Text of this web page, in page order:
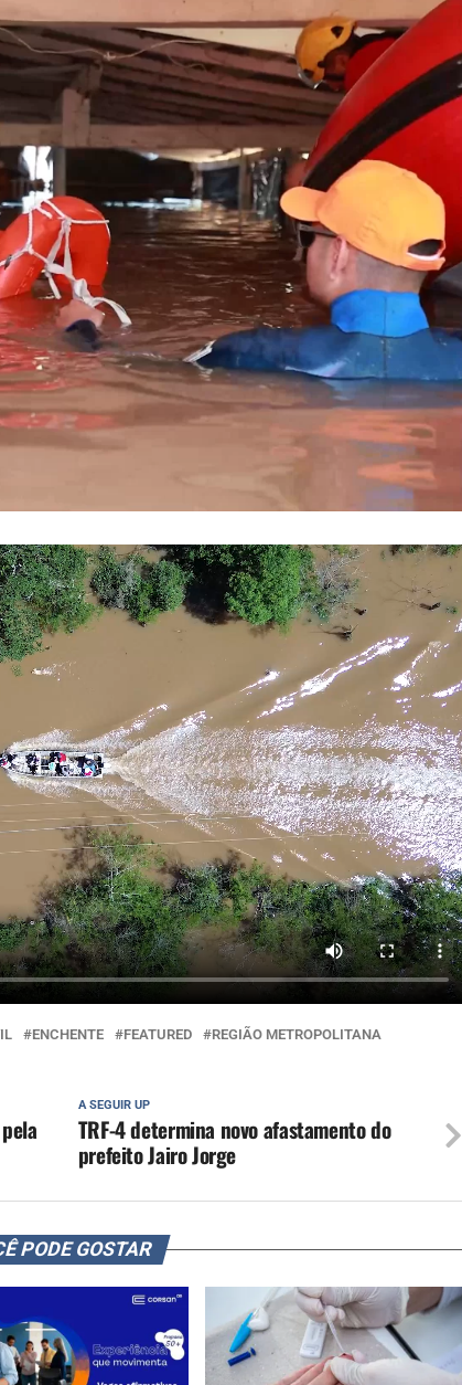
ENCHENTE FEATURED
REGIÃO METROPOLITANA
A SEGUIR UP
TRF-4 determina novo afastamento do
prefeito Jairo Jorge
PODE GOSTAR